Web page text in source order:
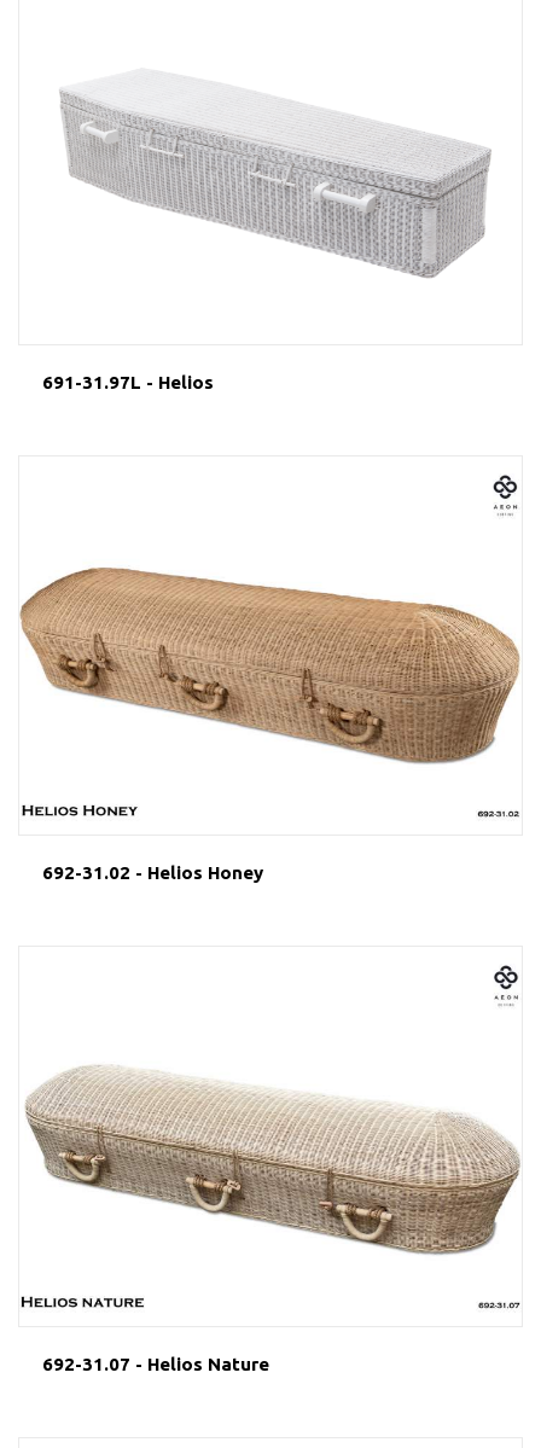
691-31.97L - Helios
692-31.02 - Helios Honey
692-31.07 - Helios Nature